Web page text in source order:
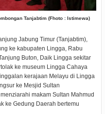
Tanjabtim (Fhoto : Istimewa)
Jabung Timur (Tanjabtim),
ke kabupaten Lingga, Rabu
Buton, Daik Lingga sekitar
ke museum Lingga Cahaya
kerajaan Melayu di Lingga
ke Mesjid Sultan
makam Sultan Mahmud
ke Gedung Daerah bertemu